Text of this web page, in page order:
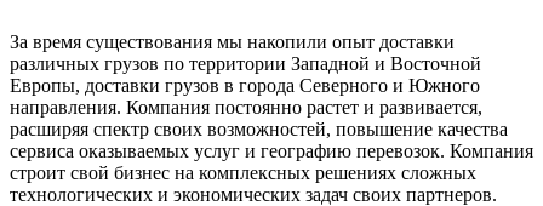
За время существования мы накопили опыт доставки
различных грузов по территории Западной и Восточной
Европы, доставки грузов в города Северного и Южного
направления. Компания постоянно растет и развивается,
расширяя спектр своих возможностей, повышение качества
сервиса оказываемых услуг и географию перевозок. Компания
строит свой бизнес на комплексных решениях сложных
технологических и экономических задач своих партнеров.